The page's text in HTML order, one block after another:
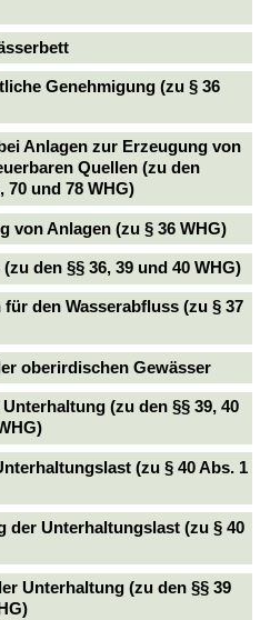
Genehmigung (zu § 36
Anlagen zur Erzeugung von
Quellen (zu den
70 und 78 WHG)
von Anlagen (zu § 36 WHG)
den §§ 36, 39 und 40 WHG)
für den Wasserabfluss (zu § 37
oberirdischen Gewässer
(zu den §§ 39, 40
(zu § 40 Abs. 1
der Unterhaltungslast (zu § 40
Unterhaltung (zu den §§ 39